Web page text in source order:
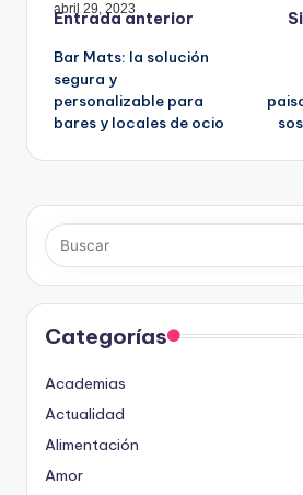
abril 29, 2023
Navegación
de
entradas
Entrada anterior
Bar Mats: la solución
segura y
personalizable para
bares y locales de ocio
Categorías
Academias
Actualidad
Alimentación
Amor